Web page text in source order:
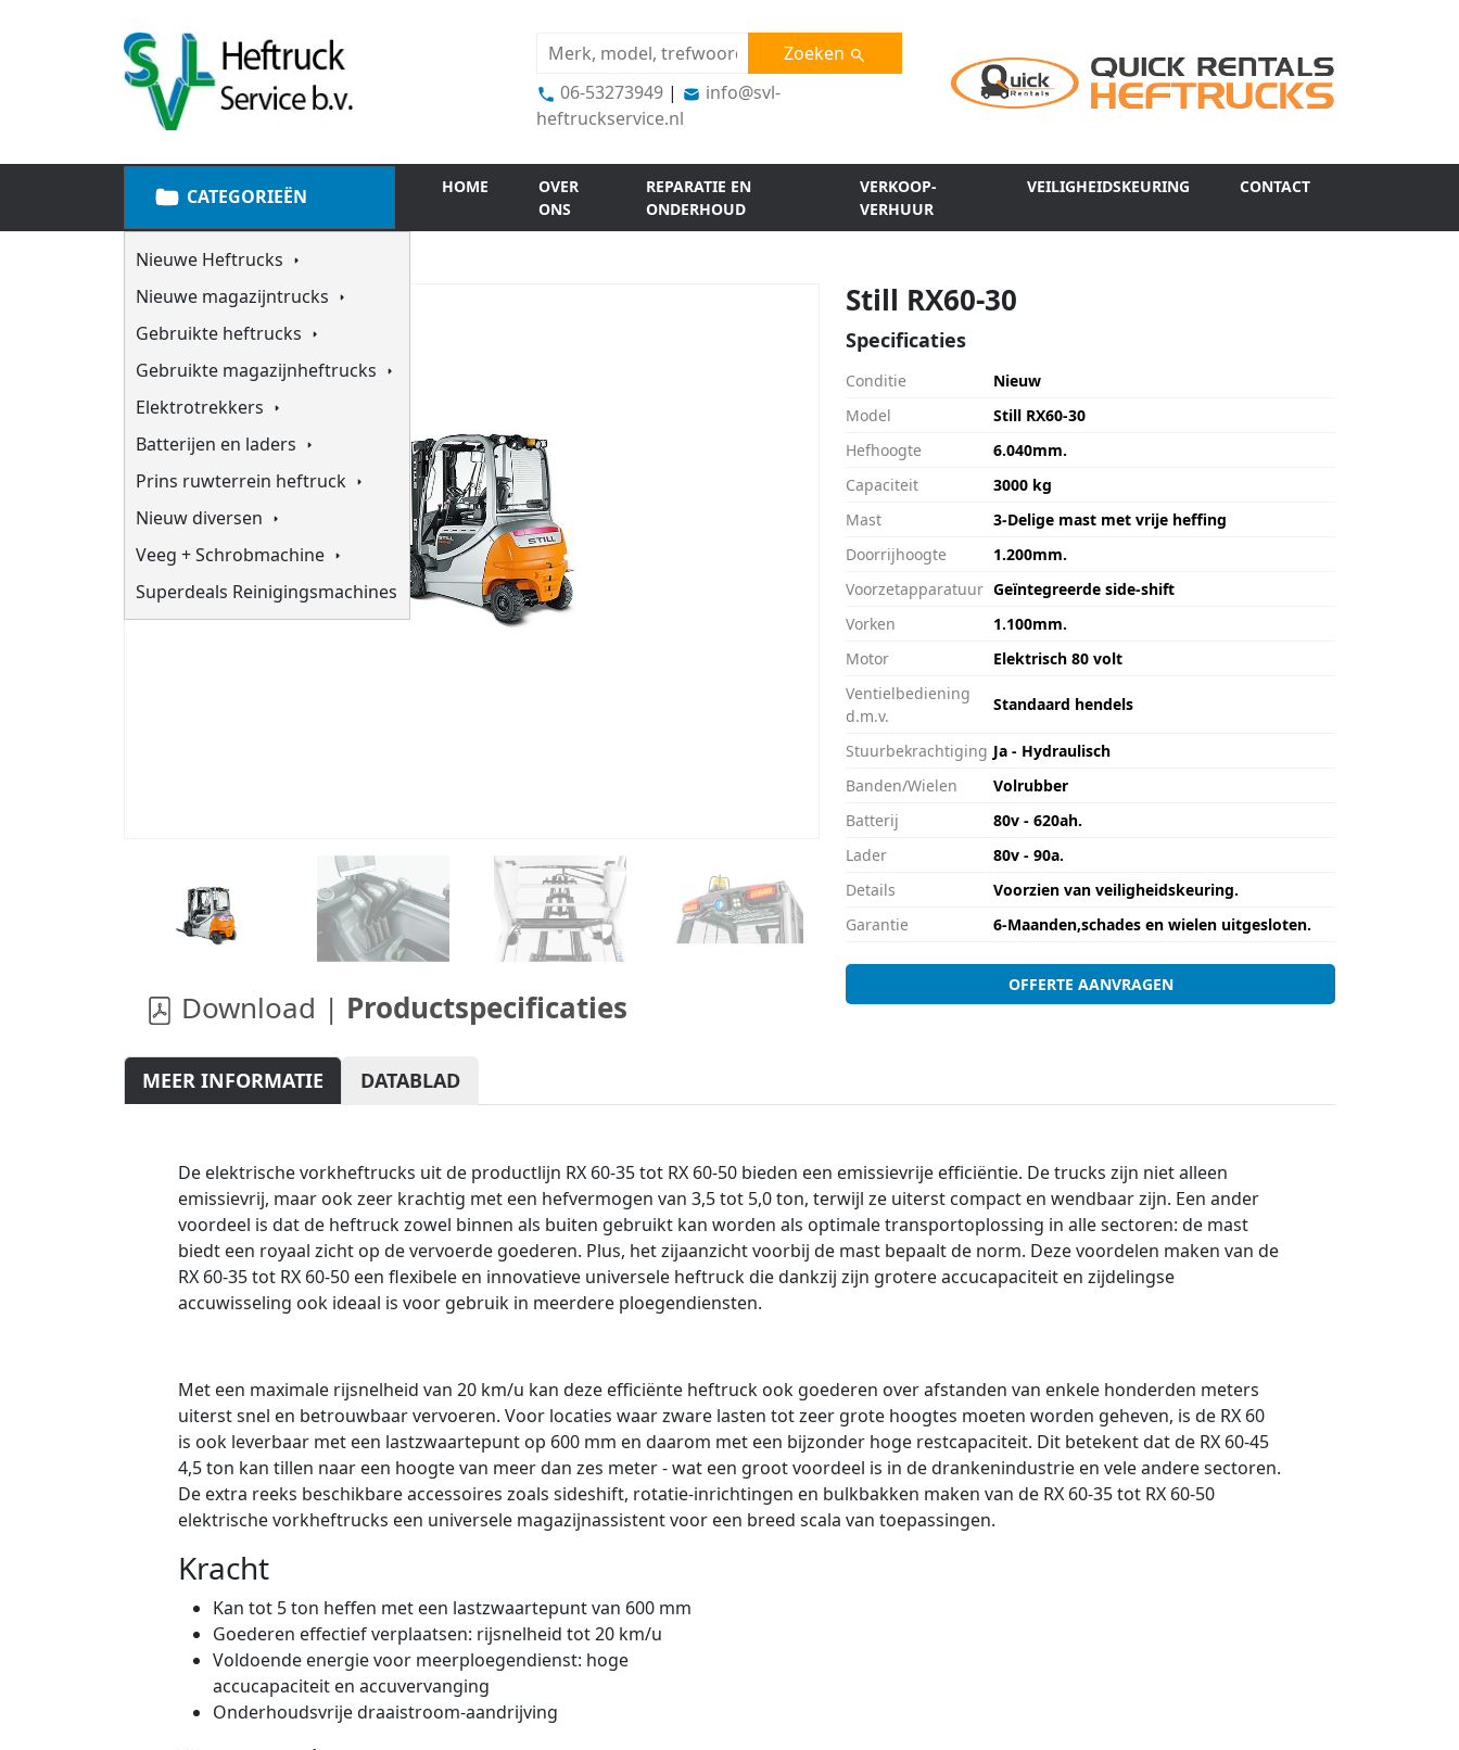
Zoeken
06-53273949 |
info@svl-
heftruckservice.nl
CATEGORIEËN
Nieuwe Heftrucks
Nieuwe magazijntrucks
Gebruikte heftrucks
Gebruikte magazijnheftrucks
Elektrotrekkers
Batterijen en laders
Prins ruwterrein heftruck
Nieuw diversen
Veeg + Schrobmachine
Superdeals Reinigingsmachines
HOME
OVER
ONS
REPARATIE EN
ONDERHOUD
VERKOOP-
VERHUUR
VEILIGHEIDSKEURING CONTACT
Download | Productspecificaties
Still RX60-30
Specificaties
Conditie
Nieuw
Model
Still RX60-30
Hefhoogte
6.040mm.
Capaciteit
3000 kg
Mast
3-Delige mast met vrije heffing
Doorrijhoogte
1.200mm.
Voorzetapparatuur Geïntegreerde side-shift
Vorken
1.100mm.
Motor
Elektrisch 80 volt
Ventielbediening
d.m.v.
Standaard hendels
Stuurbekrachtiging Ja - Hydraulisch
Banden/Wielen
Volrubber
Batterij
80v - 620ah.
Lader
80v - 90a.
Details
Voorzien van veiligheidskeuring.
Garantie
6-Maanden,schades en wielen uitgesloten.
OFFERTE AANVRAGEN
MEER INFORMATIE DATABLAD
De elektrische vorkheftrucks uit de productlijn RX 60-35 tot RX 60-50 bieden een emissievrije efficiëntie. De trucks zijn niet alleen
emissievrij, maar ook zeer krachtig met een hefvermogen van 3,5 tot 5,0 ton, terwijl ze uiterst compact en wendbaar zijn. Een ander
voordeel is dat de heftruck zowel binnen als buiten gebruikt kan worden als optimale transportoplossing in alle sectoren: de mast
biedt een royaal zicht op de vervoerde goederen. Plus, het zijaanzicht voorbij de mast bepaalt de norm. Deze voordelen maken van de
RX 60-35 tot RX 60-50 een flexibele en innovatieve universele heftruck die dankzij zijn grotere accucapaciteit en zijdelingse
accuwisseling ook ideaal is voor gebruik in meerdere ploegendiensten.
Met een maximale rijsnelheid van 20 km/u kan deze efficiënte heftruck ook goederen over afstanden van enkele honderden meters
uiterst snel en betrouwbaar vervoeren. Voor locaties waar zware lasten tot zeer grote hoogtes moeten worden geheven, is de RX 60
is ook leverbaar met een lastzwaartepunt op 600 mm en daarom met een bijzonder hoge restcapaciteit. Dit betekent dat de RX 60-45
4,5 ton kan tillen naar een hoogte van meer dan zes meter - wat een groot voordeel is in de drankenindustrie en vele andere sectoren.
De extra reeks beschikbare accessoires zoals sideshift, rotatie-inrichtingen en bulkbakken maken van de RX 60-35 tot RX 60-50
elektrische vorkheftrucks een universele magazijnassistent voor een breed scala van toepassingen.
Kracht
Kan tot 5 ton heffen met een lastzwaartepunt van 600 mm
Goederen effectief verplaatsen: rijsnelheid tot 20 km/u
Voldoende energie voor meerploegendienst: hoge
accucapaciteit en accuvervanging
Onderhoudsvrije draaistroom-aandrijving